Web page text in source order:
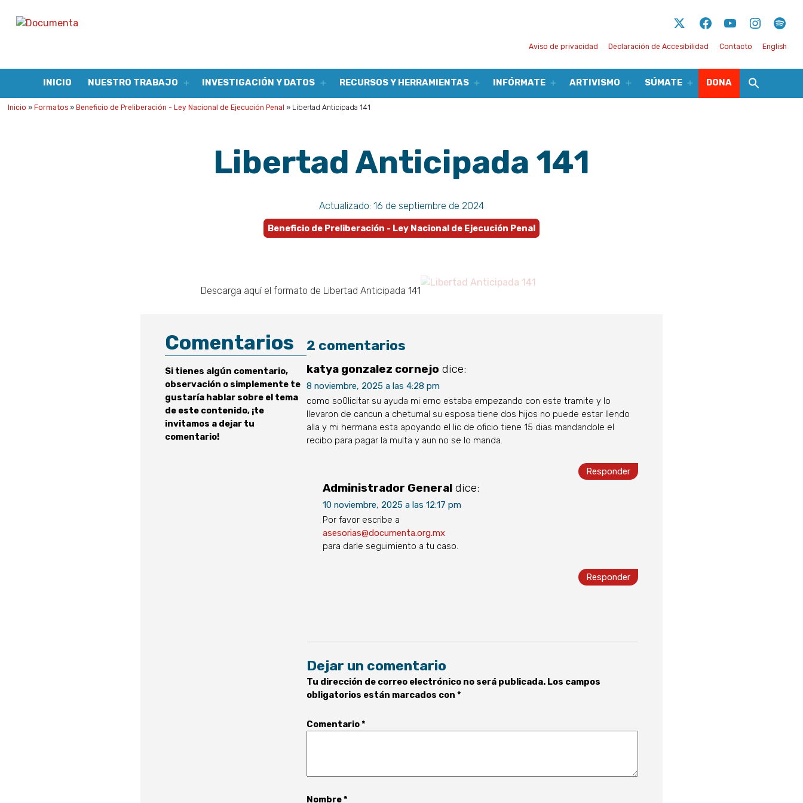
acción
la
Twitter FacebookYoutube Instagram
Aviso de privacidad Declaración de Accesibilidad Contacto English
INICIO NUESTRO TRABAJO
Abrir
el
menú
INVESTIGACIÓN Y DATOS
Abrir
el
menú
RECURSOS Y HERRAMIENTAS
Abrir
el
INFÓRMATE
Abrir
el
ARTIVISMO
Abrir
el
SÚMATE
Abrir
el
DONA
Inicio » Formatos » Beneficio de Preliberación - Ley Nacional de Ejecución Penal » Libertad Anticipada 141
Libertad Anticipada 141
Actualizado: 16 de septiembre de 2024
Beneficio de Preliberación - Ley Nacional de Ejecución Penal
Descarga aquí el formato de Libertad Anticipada 141
Comentarios
Si tienes algún comentario,
observación o simplemente te
gustaría hablar sobre el tema
de este contenido, ¡te
invitamos a dejar tu
comentario!
2 comentarios
katya gonzalez cornejo dice:
8 noviembre, 2025 a las 4:28 pm
como so0licitar su ayuda mi erno estaba empezando con este tramite y lo
llevaron de cancun a chetumal su esposa tiene dos hijos no puede estar llendo
alla y mi hermana esta apoyando el lic de oficio tiene 15 dias mandandole el
recibo para pagar la multa y aun no se lo manda.
Responder
Administrador General dice:
10 noviembre, 2025 a las 12:17 pm
Por favor escribe a
asesorias@documenta.org.mx
para darle seguimiento a tu caso.
Responder
Dejar un comentario
Tu dirección de correo electrónico no será publicada. Los campos
obligatorios están marcados con*
Comentario*
Nombre*